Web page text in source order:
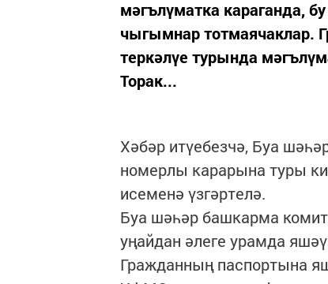
мәгълүматка караганда,
чыгымнар тотмаячаклар.
теркәлүе турында
Торак...
Хәбәр итүебезчә, Буа
номерлы карарына туры
исеменә үзгәртелә.
Буа шәһәр башкарма
уңайдан әлеге урамда
Гражданның паспортына